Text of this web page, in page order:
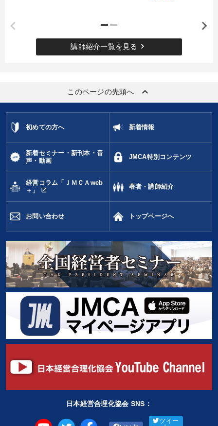
カテゴリー
売上直結の営業力や販売力を獲得する
経営者のための《音声・動画で学ぶ》講演シリーズ
最新トレンドと時代の潮流を押さえる
【2026年7月】音声・映像ご案内商品
会社のパフォーマンスを高める講話
2025年春季全国経営者セミナー収録講演ＣＤ・講演ＤＶＤ・デジ
タル版（音声／動画ストリーミング・ダウンロード）
タル版（音声／動画ストリーミング・ダウンロード）
経済・景気・相場予測 成功哲学・人間学
目的別
社長の姿勢を学びたい 新事業・新商品づくり
財務・数字力の向上 経営体系を学びたい
販売力を強化したい リーダーの魅力向上
DX 女性経営者 通信販売 SDGs
講師紹介一覧を見る keyboard_arrow_right
このページの先頭へ keyboard_arrow_up
初めての方へ 新着情報
新着セミナー・新刊本・音
声・動画
JMCA特別コンテンツ
経営コラム「ＪＭＣＡweb
＋」
open_in_new
著者・講師紹介
お問い合わせ トップページへ
日本経営合理化協会 SNS：
ツイー